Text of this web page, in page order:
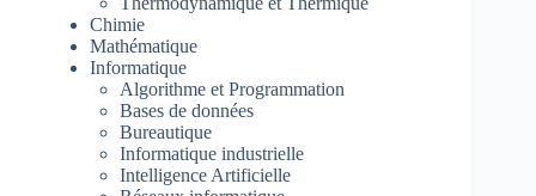
Chimie
Mathématique
Informatique
Algorithme et Programmation
Bases de données
Bureautique
Informatique industrielle
Intelligence Artificielle